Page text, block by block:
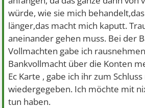
würde, wie sie mich
länger,das macht mich kaputt.
aneinander gehen muss. Bei der
Vollmachten gabe ich
Bankvollmacht über die Konten
Ec Karte , gabe ich ihr zum
wiedergegeben. Ich möchte mit
tun haben.